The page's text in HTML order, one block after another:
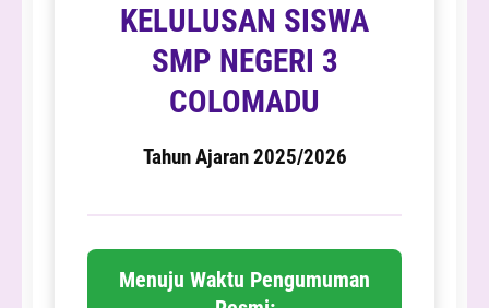
KELULUSAN SISWA
SMP NEGERI 3
COLOMADU
Tahun Ajaran 2025/2026
Menuju Waktu Pengumuman